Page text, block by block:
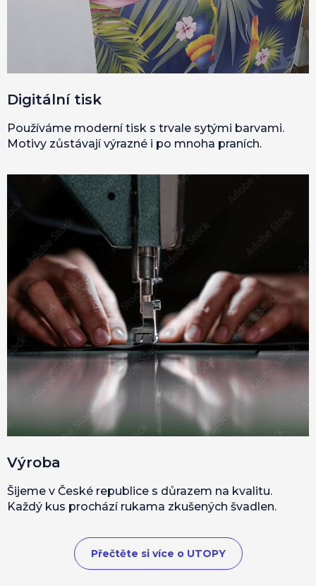
Digitální tisk
Používáme moderní tisk s trvale sytými barvami.
Motivy zůstávají výrazné i po mnoha praních.
Výroba
Šijeme v České republice s důrazem na kvalitu.
Každý kus prochází rukama zkušených švadlen.
Přečtěte si více o UTOPY